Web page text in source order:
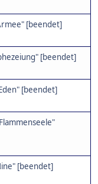
[beendet]
[beendet]
[beendet]
[beendet]